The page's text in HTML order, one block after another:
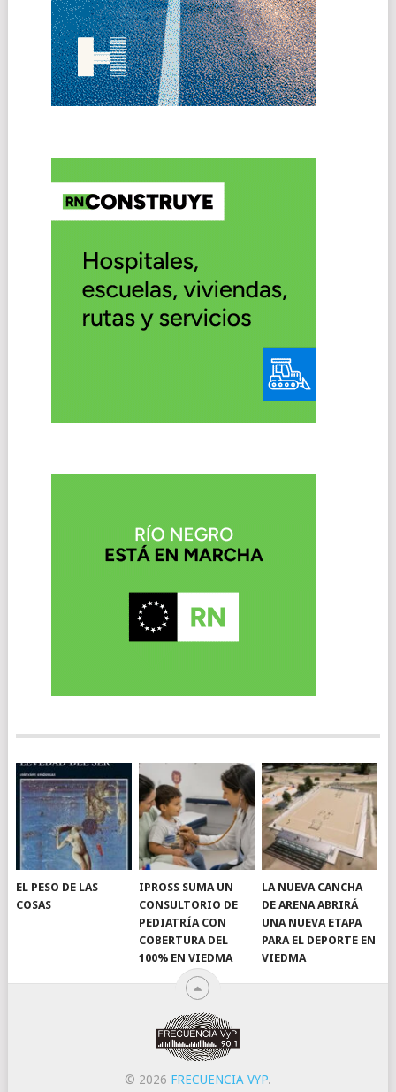
EL PESO DE LAS
COSAS
IPROSS SUMA UN
CONSULTORIO DE
PEDIATRÍA CON
COBERTURA DEL
100% EN VIEDMA
LA NUEVA CANCHA
DE ARENA ABRIRÁ
UNA NUEVA ETAPA
PARA EL DEPORTE EN
VIEDMA
© 2026 FRECUENCIA VYP.